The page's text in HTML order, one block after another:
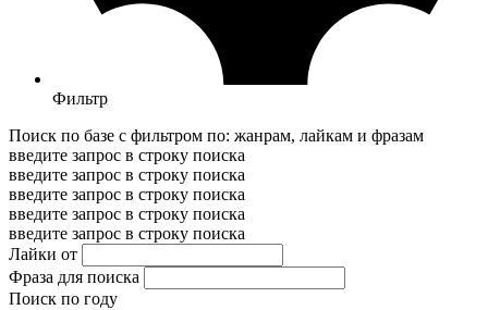
Фильтр
Поиск по базе с фильтром по: жанрам, лайкам и фразам
введите запрос в строку поиска
введите запрос в строку поиска
введите запрос в строку поиска
введите запрос в строку поиска
введите запрос в строку поиска
Лайки от
Фраза для поиска
Поиск по году